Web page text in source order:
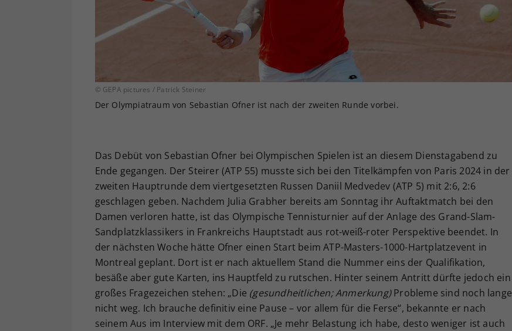
© GEPA pictures / Patrick Steiner
Der Olympiatraum von Sebastian Ofner ist nach der zweiten Runde vorbei.
Das Debüt von Sebastian Ofner bei Olympischen Spielen ist an diesem Dienstagabend zu
Ende gegangen. Der Steirer (ATP 55) musste sich bei den Titelkämpfen von Paris 2024 in der
zweiten Hauptrunde dem viertgesetzten Russen Daniil Medvedev (ATP 5) mit 2:6, 2:6
geschlagen geben. Nachdem Julia Grabher bereits am Sonntag ihr Auftaktmatch bei den
Damen verloren hatte, ist das Olympische Tennisturnier auf der Anlage des Grand-Slam-
Sandplatzklassikers in Frankreichs Hauptstadt aus rot-weiß-roter Perspektive beendet. In
der nächsten Woche hätte Ofner einen Start beim ATP-Masters-1000-Hartplatzevent in
Montreal geplant. Dort ist er nach aktuellem Stand die Nummer eins der Qualifikation,
besäße aber gute Karten, ins Hauptfeld zu rutschen. Hinter seinem Antritt dürfte jedoch ein
großes Fragezeichen stehen: „Die (gesundheitlichen; Anmerkung)Probleme sind noch lange
nicht weg. Ich brauche definitiv eine Pause – vor allem für die Ferse“, bekannte er nach
seinem Aus im Interview mit dem ORF. „Je mehr Belastung ich habe, desto weniger ist auch
Ihrer vorgenommen Einstellungen, falls der
Webseiten-Betreiber dies eingestellt hat.